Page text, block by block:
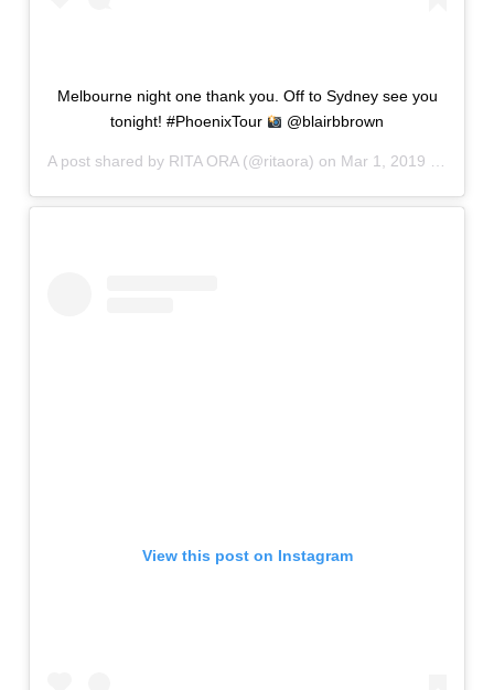
Melbourne night one thank you. Off to Sydney see you
tonight! #PhoenixTour
@blairbbrown
A post shared by RITA ORA(@ritaora) on Mar 1, 2019 at 3:57pm PST
View this post on Instagram